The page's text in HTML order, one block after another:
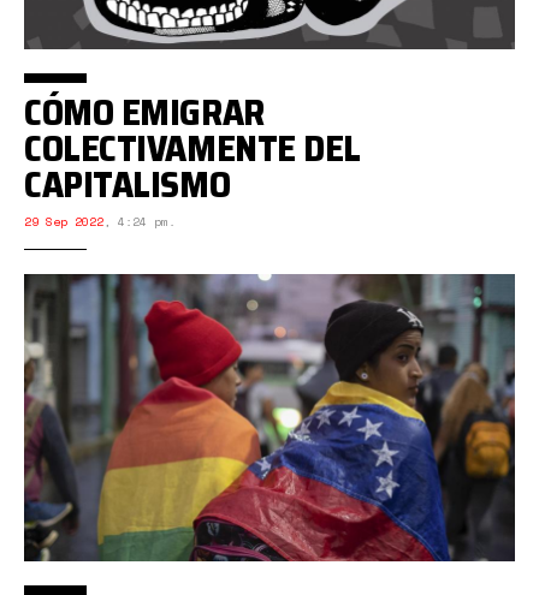
CÓMO EMIGRAR
COLECTIVAMENTE DEL
CAPITALISMO
29 Sep 2022, 4:24 pm.